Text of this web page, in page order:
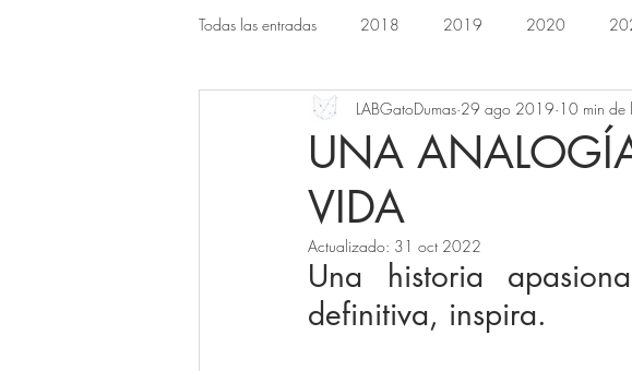
Todas las entradas 2018 2019 2020
UNA
VIDA
LABGatoDumas 29 ago 2019 10 min de
Actualizado: 31 oct 2022
Una historia
definitiva, inspira.